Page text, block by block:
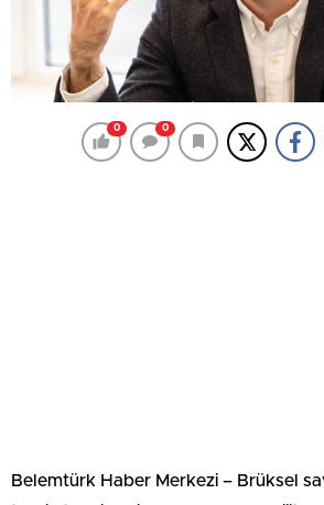
0 0
Belemtürk Haber Merkezi – Brüksel